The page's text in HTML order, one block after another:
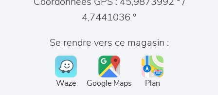
Coordonnées GPS : 45,9873992 ° /
4,7441036 °
Se rendre vers ce magasin :
Waze Google Maps Plan